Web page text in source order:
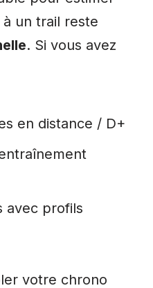
un trail reste
. Si vous avez
en distance / D+
avec profils
votre chrono